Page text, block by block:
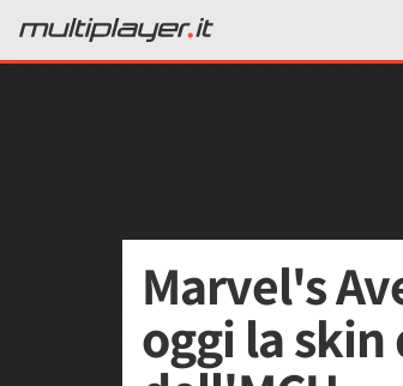
Marvel's
oggi la